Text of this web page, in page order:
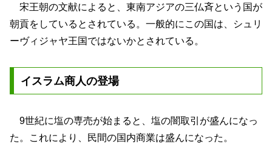
宋王朝の文献によると、東南アジアの三仏斉という国が
朝貢をしているとされている。一般的にこの国は、シュリ
ーヴィジャヤ王国ではないかとされている。
イスラム商人の登場
9世紀に塩の専売が始まると、塩の闇取引が盛んになっ
た。これにより、民間の国内商業は盛んになった。